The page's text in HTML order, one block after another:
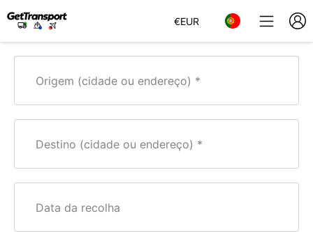
€EUR
Origem (cidade ou endereço)
Destino (cidade ou endereço)
Data da recolha